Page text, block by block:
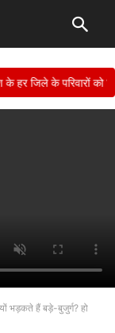
जिले के परिवारों को
भड़कते हैं बड़े-बुजुर्ग? हो